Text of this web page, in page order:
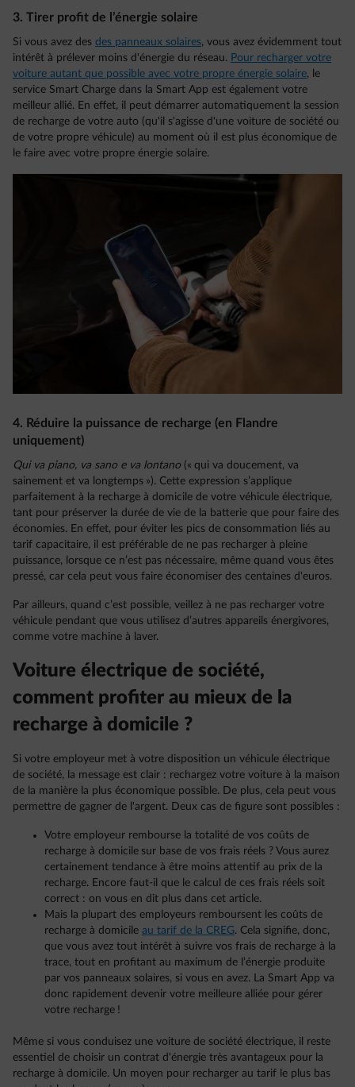
3. Tirer profit de l’énergie solaire
Si vous avez des des panneaux solaires, vous avez évidemment tout
intérêt à prélever moins d'énergie du réseau. Pour recharger votre
voiture autant que possible avec votre propre énergie solaire, le
service Smart Charge dans la Smart App est également votre
meilleur allié. En effet, il peut démarrer automatiquement la session
de recharge de votre auto (qu'il s'agisse d'une voiture de société ou
de votre propre véhicule) au moment où il est plus économique de
le faire avec votre propre énergie solaire.
4. Réduire la puissance de recharge (en Flandre
uniquement)
Qui va piano, va sano e va lontano(« qui va doucement, va
sainement et va longtemps »). Cette expression s’applique
parfaitement à la recharge à domicile de votre véhicule électrique,
tant pour préserver la durée de vie de la batterie que pour faire des
économies. En effet, pour éviter les pics de consommation liés au
tarif capacitaire, il est préférable de ne pas recharger à pleine
puissance, lorsque ce n’est pas nécessaire, même quand vous êtes
pressé, car cela peut vous faire économiser des centaines d'euros.
Par ailleurs, quand c’est possible, veillez à ne pas recharger votre
véhicule pendant que vous utilisez d’autres appareils énergivores,
comme votre machine à laver.
Voiture électrique de société,
comment profiter au mieux de la
recharge à domicile ?
Si votre employeur met à votre disposition un véhicule électrique
de société, la message est clair : rechargez votre voiture à la maison
de la manière la plus économique possible. De plus, cela peut vous
permettre de gagner de l'argent. Deux cas de figure sont possibles :
Votre employeur rembourse la totalité de vos coûts de
recharge à domicile sur base de vos frais réels ? Vous aurez
certainement tendance à être moins attentif au prix de la
recharge. Encore faut-il que le calcul de ces frais réels soit
correct : on vous en dit plus dans cet article.
Mais la plupart des employeurs remboursent les coûts de
recharge à domicile au tarif de la CREG. Cela signifie, donc,
que vous avez tout intérêt à suivre vos frais de recharge à la
trace, tout en profitant au maximum de l’énergie produite
par vos panneaux solaires, si vous en avez. La Smart App va
donc rapidement devenir votre meilleure alliée pour gérer
votre recharge !
Même si vous conduisez une voiture de société électrique, il reste
essentiel de choisir un contrat d'énergie très avantageux pour la
recharge à domicile. Un moyen pour recharger au tarif le plus bas